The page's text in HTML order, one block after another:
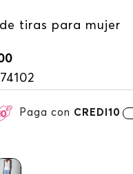
tiras para mujer
Paga con CREDI10